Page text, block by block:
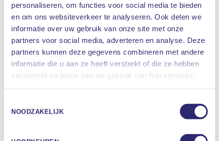
personaliseren, om functies voor social media te bieden
en om ons websiteverkeer te analyseren. Ook delen we
informatie over uw gebruik van onze site met onze
partners voor social media, adverteren en analyse. Deze
partners kunnen deze gegevens combineren met andere
informatie die u aan ze heeft verstrekt of die ze hebben
verzameld op basis van uw gebruik van hun services.
NOODZAKELIJK
Waar bent u naar op zoek
3. OBSERVED APNEAS
Heeft iemand bij u 's nachts ademstops opgemerkt?
Ja
Nee
4. BLOOD PRESSURE
*
Ja